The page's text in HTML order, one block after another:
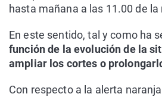
hasta mañana a las 11.00 de la
En este sentido, tal y como ha
función de la evolución de la
ampliar los cortes o
Con respecto a la alerta